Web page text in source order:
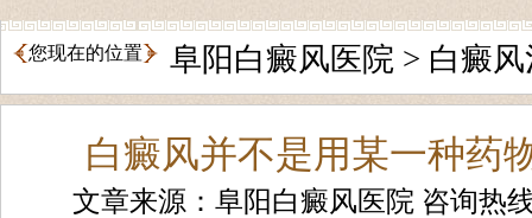
您现在的位置 阜阳白癜风医院 > 白癜
白癜风并不是用某一种药
文章来源：阜阳白癜风医院 咨询热